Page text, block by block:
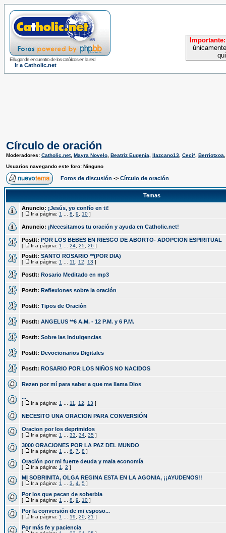
El lugar de encuentro de los católicos en la red
Ir a Catholic.net
Importante:
Círculo de oración
Moderadores: Catholic.net, Mayra Novelo Beatriz Eugenia llazcano13 Ceci* Berriotxoa
Usuarios navegando este foro: Ninguno
Foros de discusión -> Círculo de oración
Temas
Anuncio: ¡Jesús, yo confío en ti!
[ Ir a página: 1 8 9 10 ]
Anuncio: ¡Necesitamos tu oración y ayuda en Catholic.net!
PostIt: POR LOS BEBES EN RIESGO DE ABORTO- ADOPCION ESPIRITUAL
[ Ir a página: 1 24 25 26 ]
PostIt: SANTO ROSARIO **(POR DIA)
[ Ir a página: 1 11 12 13 ]
PostIt: Rosario Meditado en mp3
PostIt: Reflexiones sobre la oración
PostIt: Tipos de Oración
PostIt: ANGELUS **6 A.M. - 12 P.M. y 6 P.M.
PostIt: Sobre las Indulgencias
PostIt: Devocionarios Digitales
PostIt: ROSARIO POR LOS NIÑOS NO NACIDOS
Rezen por mí para saber a que me llama Dios
...
[ Ir a página: 1 11 12 13 ]
NECESITO UNA ORACION PARA CONVERSIÓN
Oracion por los deprimidos
[ Ir a página: 1 33 34 35 ]
3000 ORACIONES POR LA PAZ DEL MUNDO
[ Ir a página: 1 6 7 8 ]
Oración por mi fuerte deuda y mala economía
[ Ir a página: 1 2 ]
MI SOBRINITA, OLGA REGINA ESTA EN LA AGONIA, ¡¡AYUDENOS!!
[ Ir a página: 1 3 4 5 ]
Por los que pecan de soberbia
[ Ir a página: 1 8 9 10 ]
Por la conversión de mi esposo...
[ Ir a página: 1 19 20 21 ]
Por más fe y paciencia